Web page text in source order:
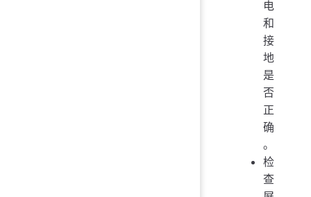
电
和
接
地
是
否
正
确
。
检
查